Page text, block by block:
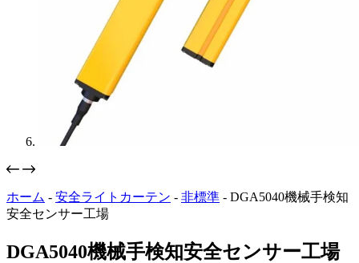
ホーム - 安全ライトカーテン - 非標準 - DGA5040機械手検知
安全センサー工場
DGA5040機械手検知安全センサー工場